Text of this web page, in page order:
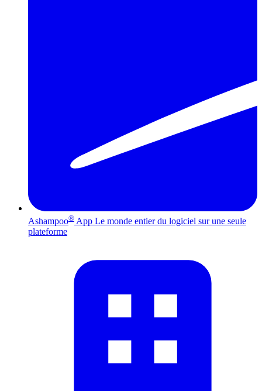
Ashampoo® App Le monde entier du logiciel sur une seule
plateforme